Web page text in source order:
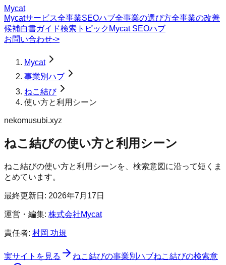
Mycat
Mycatサービス全事業SEOハブ全事業の選び方全事業の改善
候補白書ガイド検索トピック Mycat SEOハブ
お問い合わせ->
Mycat
事業別ハブ
ねこ結び
使い方と利用シーン
nekomusubi.xyz
ねこ結びの使い方と利用シーン
ねこ結びの使い方と利用シーンを、検索意図に沿って短くま
とめています。
最終更新日: 2026年7月17日
運営・編集: 株式会社Mycat
責任者: 村岡 功規
実サイトを見る ねこ結びの事業別ハブねこ結びの検索意